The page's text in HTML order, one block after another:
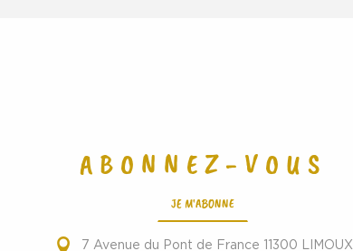
ABONNEZ-VOUS
JE M'ABONNE
7 Avenue du Pont de France 11300 LIMOUX